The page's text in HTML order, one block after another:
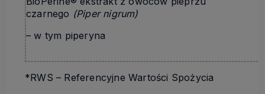
czarnego (Piper nigrum)
– w tym piperyna
*RWS – Referencyjne Wartości Spożycia